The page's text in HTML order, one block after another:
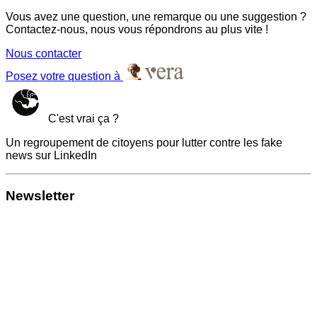
Vous avez une question, une remarque ou une suggestion ?
Contactez-nous, nous vous répondrons au plus vite !
Nous contacter
Posez votre question à
C'est vrai ça ?
Un regroupement de citoyens pour lutter contre les fake
news sur LinkedIn
Newsletter